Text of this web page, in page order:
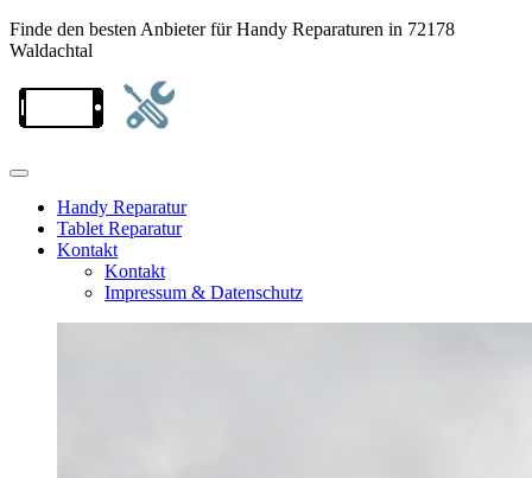
Finde den besten Anbieter für Handy Reparaturen in 72178
Waldachtal
Handy Reparatur
Tablet Reparatur
Kontakt
Kontakt
Impressum & Datenschutz